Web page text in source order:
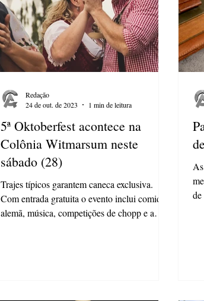
5ª Oktoberfest acontece na
Colônia Witmarsum neste
sábado (28)
Trajes típicos garantem caneca exclusiva.
Com entrada gratuita o evento inclui comida
alemã, música, competições de chopp e a
Redação
24 de out. de 2023
1 min de leitura
de